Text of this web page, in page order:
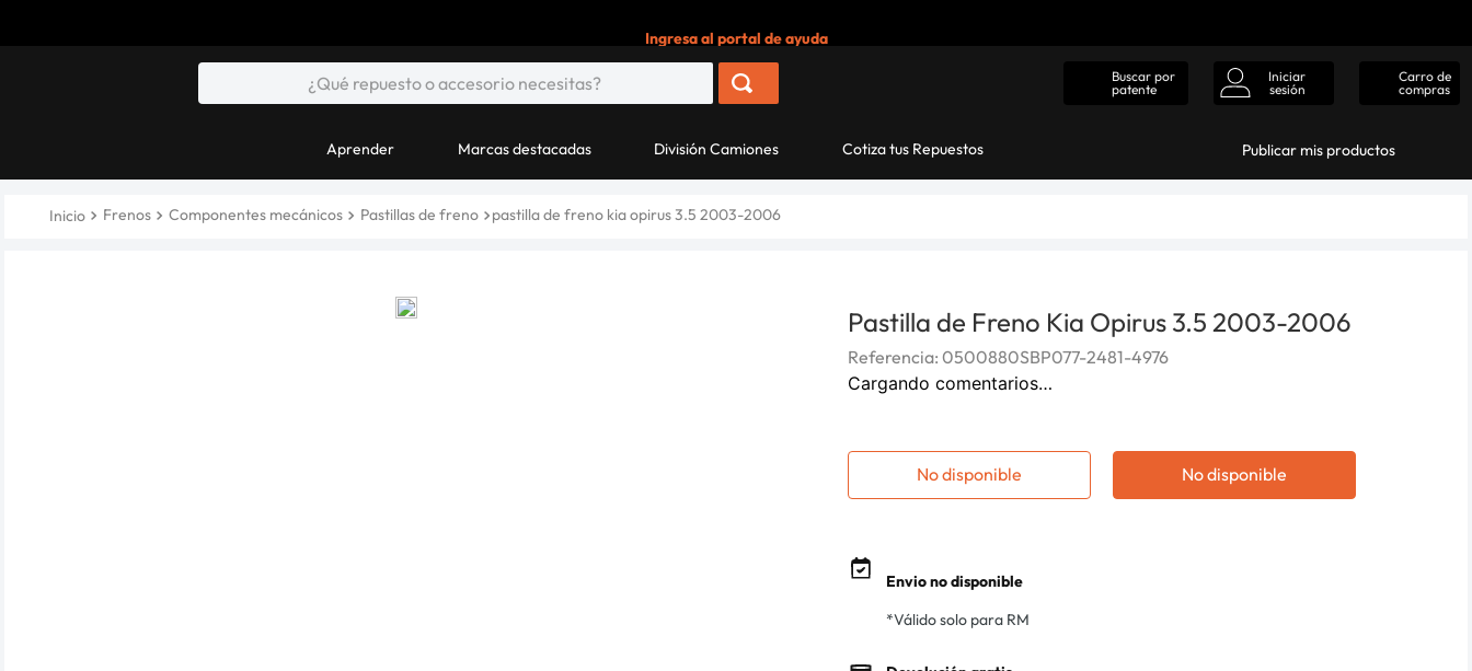
Ingresa al portal de ayuda
Buscar por
patente
Iniciar
sesión
Carro de
compras
Aprender Marcas destacadas División Camiones Cotiza tus Repuestos Publicar mis productos
Frenos Componentes mecánicos Pastillas de freno pastilla de freno kia opirus 3.5 2003-2006
Pastilla de Freno Kia Opirus 3.5 2003-2006
Referencia: 0500880SBP077-2481-4976
Cargando comentarios…
No disponible No disponible
Envio no disponible
*Válido solo para RM